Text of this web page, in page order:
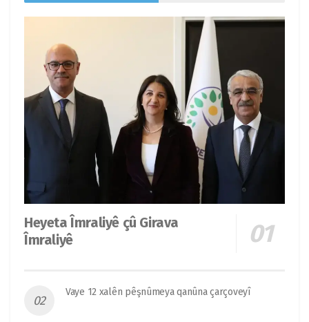
Heyeta Îmraliyê çû Girava
Îmraliyê
Vaye 12 xalên pêşnûmeya qanûna çarçoveyî